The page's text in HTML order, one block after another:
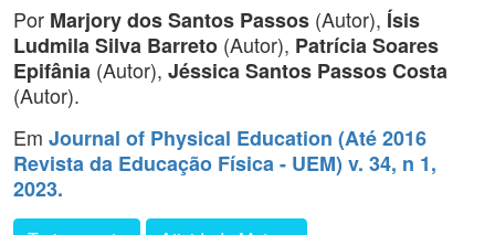
Por Marjory dos Santos Passos (Autor), Ísis
Ludmila Silva Barreto (Autor), Patrícia Soares
Epifânia (Autor), Jéssica Santos Passos Costa
(Autor).
Em Journal of Physical Education (Até 2016
Revista da Educação Física - UEM) v. 34, n 1,
2023.